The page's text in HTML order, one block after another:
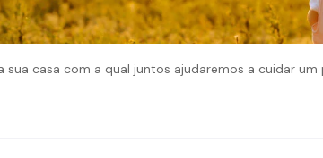
casa com a qual juntos ajudaremos a cuidar